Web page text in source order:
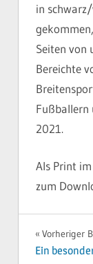
in
Seiten von
Bereichte
Fußballern
2021.
Als Print
zum
ALM
FUSSBALL
Vorheriger
Ein